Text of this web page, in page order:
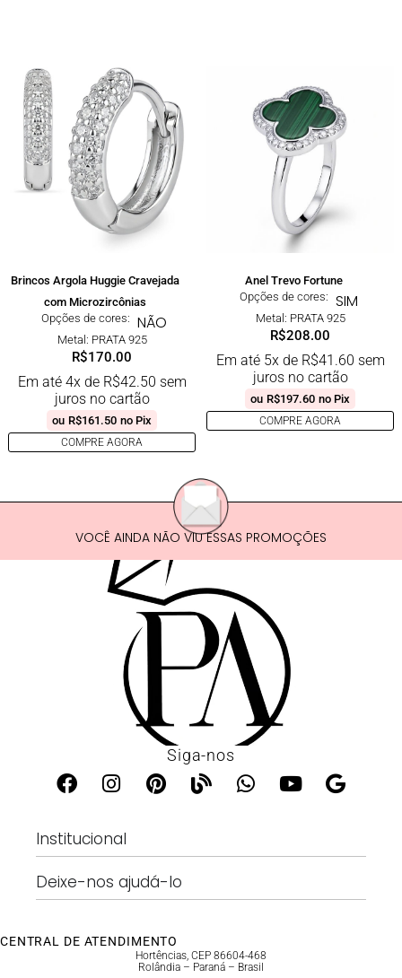
Brincos Argola Huggie Cravejada
com Microzircônias
Opções de cores: NÃO
Metal: PRATA 925
R$170.00
Em até 4x de R$42.50 sem
juros no cartão
ou R$161.50 no Pix
COMPRE AGORA
Anel Trevo Fortune
Opções de cores: SIM
Metal: PRATA 925
R$208.00
Em até 5x de R$41.60 sem
juros no cartão
ou R$197.60 no Pix
COMPRE AGORA
VOCÊ AINDA NÃO VIU ESSAS PROMOÇÕES
Siga-nos
Institucional
Deixe-nos ajudá-lo
CENTRAL DE ATENDIMENTO
Hortências, CEP 86604-468
Rolândia – Paraná – Brasil